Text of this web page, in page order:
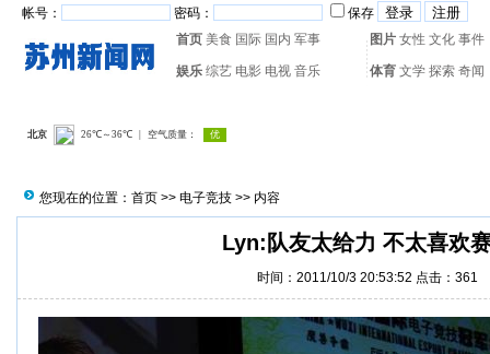
帐号： 密码：
保存
首页 美食 国际 国内 军事 图片 女性 文化 事件
娱乐 综艺 电影 电视 音乐 体育 文学 探索 奇闻
您现在的位置： 首页 >> 电子竞技 >> 内容
Lyn:队友太给力 不太喜欢
时间：2011/10/3 20:53:52 点击： 361